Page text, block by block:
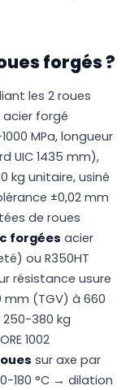
forgés ?
les 2 roues
acier forgé
MPa, longueur
UIC 1435 mm),
kg unitaire, usiné
±0,02 mm
de roues
forgées acier
ou R350HT
résistance usure
(TGV) à 660
380 kg
1002
sur axe par
180 °C → dilation